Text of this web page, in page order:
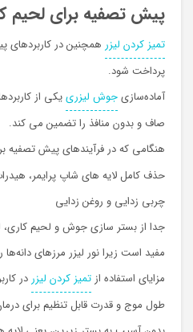
پیش تصفیه برای لحیم
تمیز کردن لیزر همچنین در کاربردهای
پرداخت شود.
آماده‌سازیجوش لیزرییکی از
صاف و بدون منافذ را تضمین می کند.
هنگامی که در فرآیندهای پیش تصفیه
حذف کامل لایه های شاپ پرایمر،
چربی زدایی و روغن زدایی
جدا از بستر سازی جوش و لحیم کاری،
مفید است زیرا نور لیزر مرزهای
مزایای استفاده از تمیز کردن لیزر در
طول موج و قدرت قابل تنظیم برای